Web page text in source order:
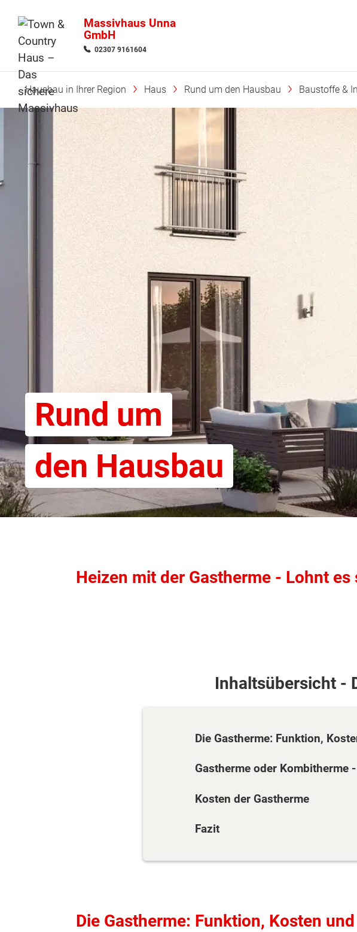
Massivhaus Unna
GmbH
02307 9161604
Hausbau in Ihrer Region Haus Rund um den Hausbau Baustoffe &
Rund um
den Hausbau
Heizen mit der Gastherme - Lohnt
Inhaltsübersicht -
Die Gastherme: Funktion,
Gastherme oder Kombitherme
Kosten der Gastherme
Fazit
Die Gastherme: Funktion, Kosten